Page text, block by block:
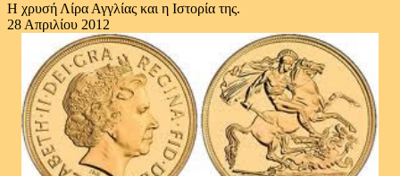
Η χρυσή Λίρα Αγγλίας και η Ιστορία της.
28 Απριλίου 2012